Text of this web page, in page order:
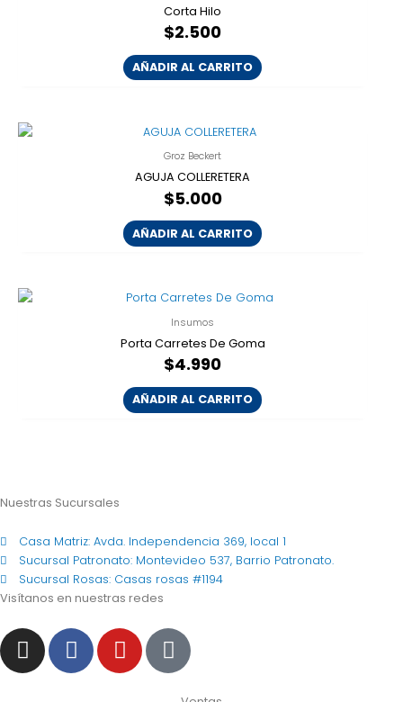
Corta Hilo
$2.500
AÑADIR AL CARRITO
Groz Beckert
AGUJA COLLERETERA
$5.000
AÑADIR AL CARRITO
Insumos
Porta Carretes De Goma
$4.990
AÑADIR AL CARRITO
Nuestras Sucursales
Casa Matriz: Avda. Independencia 369, local 1
Sucursal Patronato: Montevideo 537, Barrio Patronato.
Sucursal Rosas: Casas rosas #1194
Visítanos en nuestras redes
I
n
s
F
a
c
Y
o
u
T
i
k